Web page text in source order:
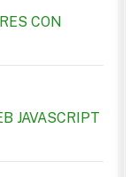
CON
JAVASCRIPT